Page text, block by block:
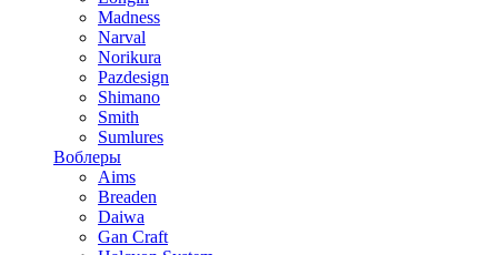
Madness
Narval
Norikura
Pazdesign
Shimano
Smith
Sumlures
Воблеры
Aims
Breaden
Daiwa
Gan Craft